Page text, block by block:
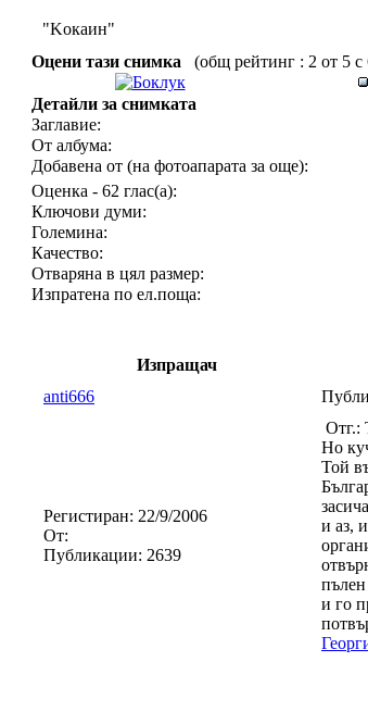
"Koкаин"
Оцени тази снимка
(общ рейтинг : 2 от 5 с
Детайли за снимката
Заглавие:
От албума:
Добавена от (на фотоапарата за още):
Оценка - 62 глас(а):
Ключови думи:
Големина:
Качество:
Отваряна в цял размер:
Изпратена по ел.поща:
Изпращач
anti666
Регистиран: 22/9/2006
От:
Публикации: 2639
Отг.:
Но
Той
и аз,
и го